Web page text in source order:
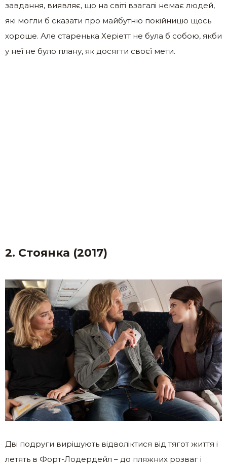
завдання, виявляє, що на світі взагалі немає людей,
які могли б сказати про майбутню покійницю щось
хороше. Але старенька Херіетт не була б собою, якби
у неї не було плану, як досягти своєї мети.
2. Стоянка (2017)
Дві подруги вирішують відволіктися від тягот життя і
летять в Форт-Лодердейл – до пляжних розваг і